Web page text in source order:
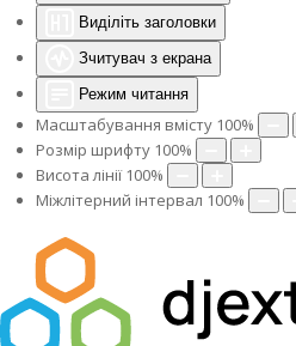
Виділіть заголовки
Зчитувач з екрана
Режим читання
Масштабування вмісту 100%
Розмір шрифту 100%
Висота лінії 100%
Міжлітерний інтервал 100%